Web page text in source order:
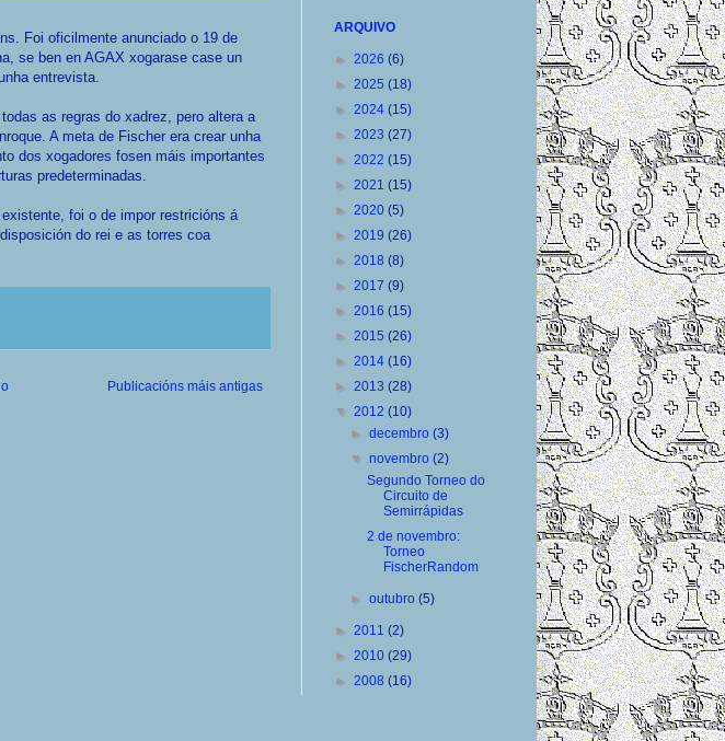
Foi oficilmente anunciado o 19 de
se ben en AGAX xogarase case un
entrevista.
as regras do xadrez, pero altera a
A meta de Fischer era crear unha
dos xogadores fosen máis importantes
predeterminadas.
foi o de impor restricións á
do rei e as torres coa
Publicacións máis antigas
ARQUIVO
► 2026 (6)
► 2025 (18)
► 2024 (15)
► 2023 (27)
► 2022 (15)
► 2021 (15)
► 2020 (5)
► 2019 (26)
► 2018 (8)
► 2017 (9)
► 2016 (15)
► 2015 (26)
► 2014 (16)
► 2013 (28)
▼ 2012 (10)
►decembro(3)
▼novembro(2)
Segundo Torneo do
Circuito de
Semirrápidas
2 de novembro:
Torneo
FischerRandom
►outubro(5)
► 2011 (2)
► 2010 (29)
► 2008 (16)